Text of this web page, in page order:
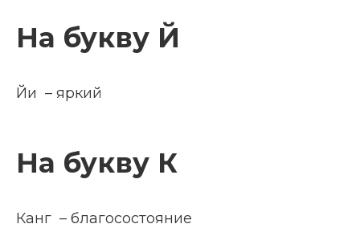
На букву Й
Йи – яркий
На букву К
Канг – благосостояние